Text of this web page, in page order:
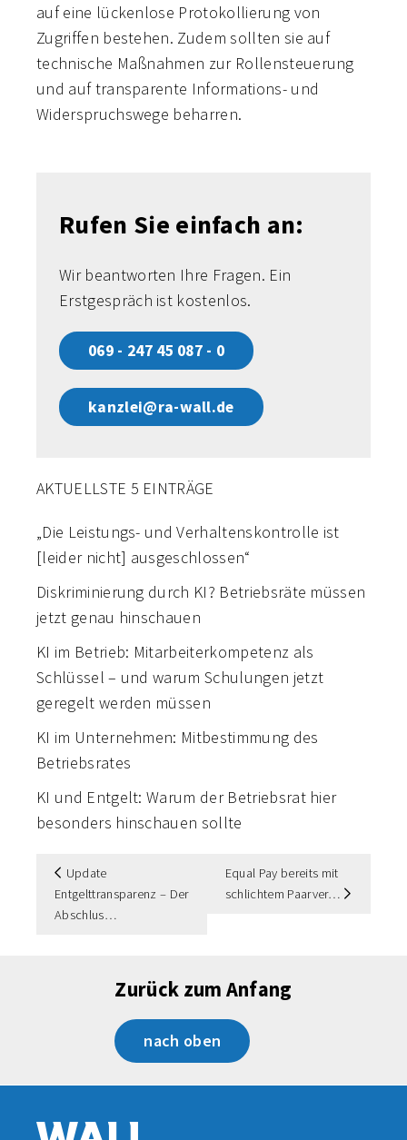
auf eine lückenlose Protokollierung von
Zugriffen bestehen. Zudem sollten sie auf
technische Maßnahmen zur Rollensteuerung
und auf transparente Informations- und
Widerspruchswege beharren.
Rufen Sie einfach an:
Wir beantworten Ihre Fragen. Ein
Erstgespräch ist kostenlos.
069 - 247 45 087 - 0
kanzlei@ra-wall.de
AKTUELLSTE 5 EINTRÄGE
Die Leistungs- und Verhaltenskontrolle ist
[leider nicht] ausgeschlossen“
Diskriminierung durch KI? Betriebsräte müssen
jetzt genau hinschauen
KI im Betrieb: Mitarbeiterkompetenz als
Schlüssel – und warum Schulungen jetzt
geregelt werden müssen
KI im Unternehmen: Mitbestimmung des
Betriebsrates
KI und Entgelt: Warum der Betriebsrat hier
besonders hinschauen sollte
Update
Entgelttransparenz – Der
Abschlus
Equal Pay bereits mit
schlichtem Paarver
Zurück zum Anfang
nach oben